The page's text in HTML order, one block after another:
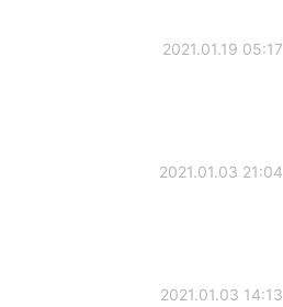
2021.01.19 05:17
2021.01.03 21:04
2021.01.03 14:13